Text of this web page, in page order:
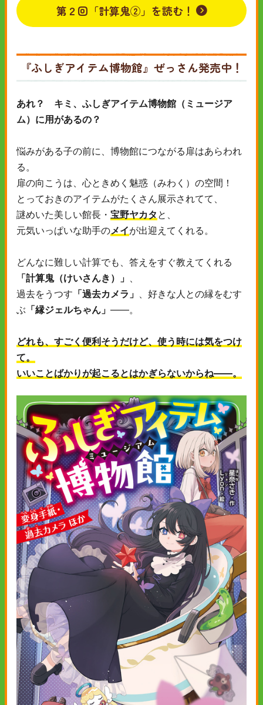
第２回「計算鬼②」を読む！
『ふしぎアイテム博物館』ぜっさん発売中！
あれ？ キミ、ふしぎアイテム博物館（ミュージア
ム）に用があるの？
悩みがある子の前に、博物館につながる扉はあらわれ
る。
扉の向こうは、心ときめく魅惑（みわく）の空間！
とっておきのアイテムがたくさん展示されてて、
謎めいた美しい館長・ 宝野ヤカタ と、
元気いっぱいな助手のメイが出迎えてくれる。
どんなに難しい計算でも、答えをすぐ教えてくれる
「計算鬼（けいさんき）」 、
過去をうつす 「過去カメラ」 、好きな人との縁をむす
ぶ 「縁ジェルちゃん」 ――。
どれも、すごく便利そうだけど、使う時には気をつけ
て。
いいことばかりが起こるとはかぎらないからね――。